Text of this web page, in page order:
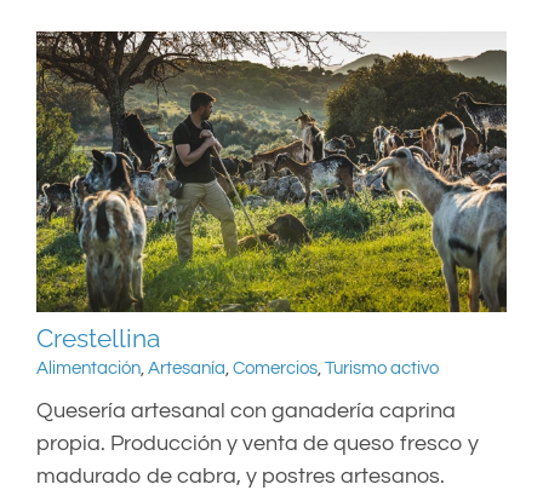
Crestellina
Alimentación, Artesanía, Comercios, Turismo activo
Quesería artesanal con ganadería caprina
propia. Producción y venta de queso fresco y
madurado de cabra, y postres artesanos.